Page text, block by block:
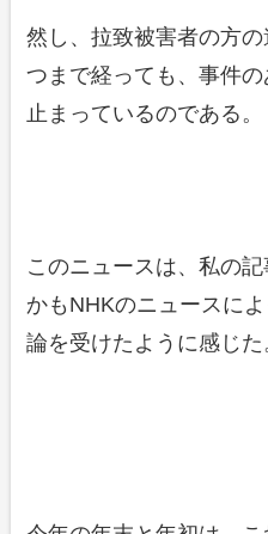
然し、拉致被害者の方
つまで経っても、事件
止まっているのである。
このニュースは、私の
かもNHKのニュースに
論を受けたように感じた